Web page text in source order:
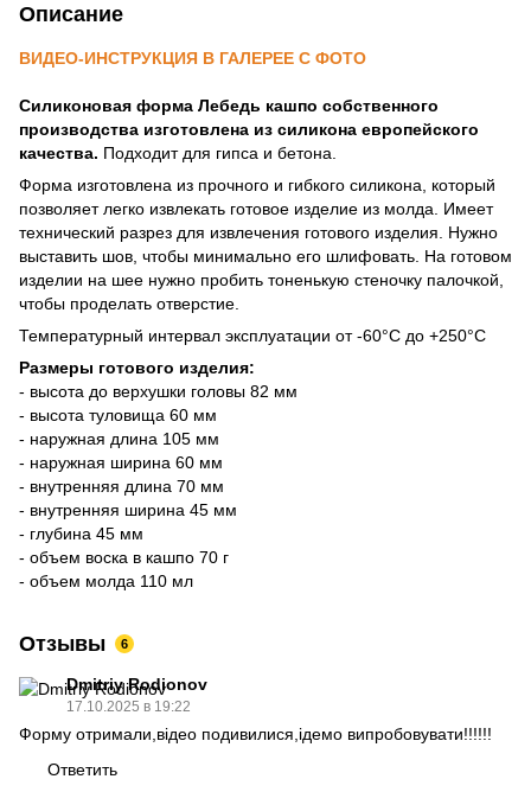
Описание
ВИДЕО-ИНСТРУКЦИЯ В ГАЛЕРЕЕ С ФОТО
Силиконовая форма Лебедь кашпо собственного
производства изготовлена ​​из силикона европейского
качества. Подходит для гипса и бетона.
Форма изготовлена ​​из прочного и гибкого силикона, который
позволяет легко извлекать готовое изделие из молда. Имеет
технический разрез для извлечения готового изделия. Нужно
выставить шов, чтобы минимально его шлифовать. На готовом
изделии на шее нужно пробить тоненькую стеночку палочкой,
чтобы проделать отверстие.
Температурный интервал эксплуатации от -60°C до +250°C
Размеры готового изделия:
- высота до верхушки головы 82 мм
- высота туловища 60 мм
- наружная длина 105 мм
- наружная ширина 60 мм
- внутренняя длина 70 мм
- внутренняя ширина 45 мм
- глубина 45 мм
- объем воска в кашпо 70 г
- объем молда 110 мл
Отзывы 6
Dmitriy Rodionov
17.10.2025 в 19:22
Форму отримали,відео подивилися,ідемо випробовувати!!!!!!
Ответить